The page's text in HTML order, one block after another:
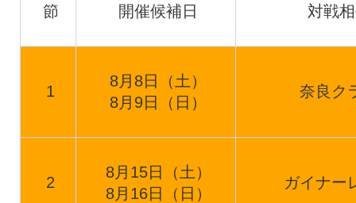
節 開催候補日 対戦
1
8月8日（土）
8月9日（日）
奈良ク
2
8月15日（土）
8月16日（日）
ガイナー